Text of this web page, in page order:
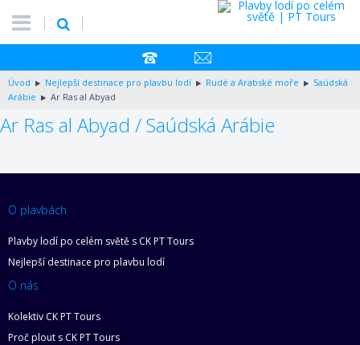
Úvod Nejlepší destinace pro plavbu lodí Rudé a Arabské moře
Saúdská
Arábie
Ar Ras al Abyad
Ar Ras al Abyad / Saúdská Arábie
O plavbách
Plavby lodí po celém světě s CK PT Tours
Nejlepší destinace pro plavbu lodí
O nás
Kolektiv CK PT Tours
Proč plout s CK PT Tours